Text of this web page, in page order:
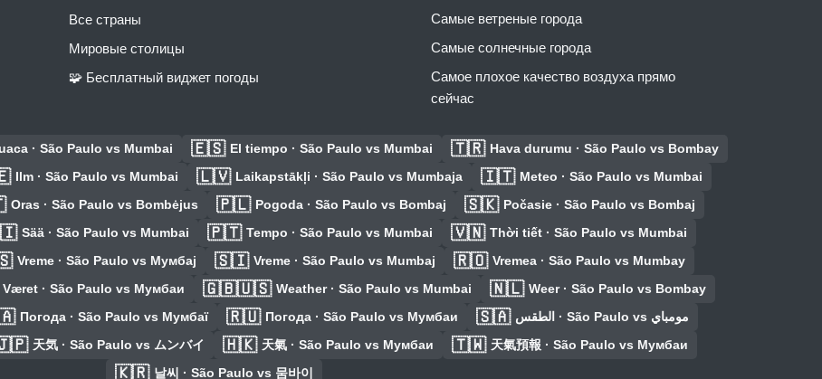
Все страны
Мировые столицы
🧩 Бесплатный виджет погоды
Самые ветреные города
Самые солнечные города
Самое плохое качество воздуха прямо
сейчас
· São Paulo vs Mumbai 🇪🇸 El tiempo · São Paulo vs Mumbai 🇹🇷 Hava durumu · São Paulo vs Bombay
Ilm · São Paulo vs Mumbai 🇱🇻 Laikapstākļi · São Paulo vs Mumbaja 🇮🇹 Meteo · São Paulo vs Mumbai
Oras · São Paulo vs Bombėjus 🇵🇱 Pogoda · São Paulo vs Bombaj 🇸🇰 Počasie · São Paulo vs Bombaj
Sää · São Paulo vs Mumbai 🇵🇹 Tempo · São Paulo vs Mumbai 🇻🇳 Thời tiết · São Paulo vs Mumbai
Vreme · São Paulo vs Мумбај 🇸🇮 Vreme · São Paulo vs Mumbaj 🇷🇴 Vremea · São Paulo vs Mumbay
Været · São Paulo vs Мумбаи 🇬🇧🇺🇸 Weather · São Paulo vs Mumbai 🇳🇱 Weer · São Paulo vs Bombay
Погода · São Paulo vs Мумбаї 🇷🇺 Погода · São Paulo vs Мумбаи 🇸🇦 الطقس · São Paulo vs مومباي
天気 · São Paulo vs ムンバイ 🇭🇰 天氣 · São Paulo vs Мумбаи 🇹🇼 天氣預報 · São Paulo vs Мумбаи
🇰🇷 날씨 · São Paulo vs 뭄바이